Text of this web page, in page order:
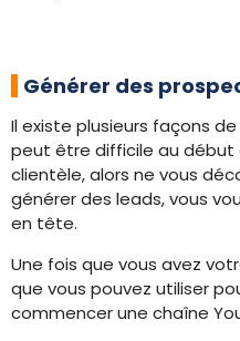
Générer des
Il existe plusieurs façons
peut être difficile au
clientèle, alors ne vous
générer des leads, vous
en tête.
Une fois que vous avez
que vous pouvez utiliser
commencer une chaîne